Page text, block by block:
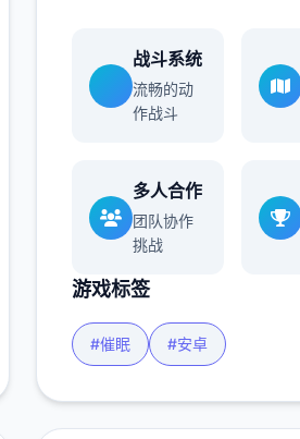
战斗系统
流畅的动
作战斗
多人合作
团队协作
挑战
游戏标签
#催眠 #安卓